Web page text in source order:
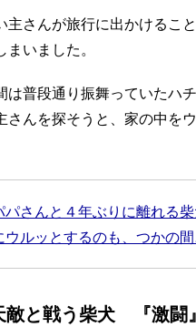
主さんが旅行に出かけるこ
いました。
は普段通り振舞っていたハチ
さんを探そうと、家の中を
パさんと４年ぶりに離れる
ウルッとするのも、つかの
敵と戦う柴犬 『激闘